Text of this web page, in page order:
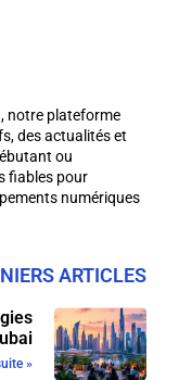
notre plateforme
des actualités et
ou
fiables pour
numériques
ARTICLES
»